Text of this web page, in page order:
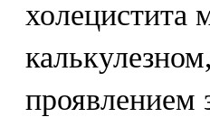
холецистита
проявлением